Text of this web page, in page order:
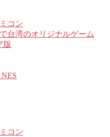
コン
台湾のオリジナルゲーム
版
コン